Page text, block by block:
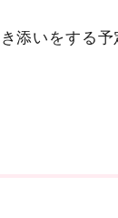
添いをする